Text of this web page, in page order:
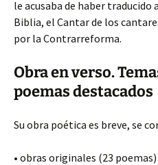
le acusaba de haber
Biblia, el Cantar de los
por la Contrarreforma.
Obra en verso.
poemas destacados
Su obra poética es breve, se
• obras originales (23 poemas)